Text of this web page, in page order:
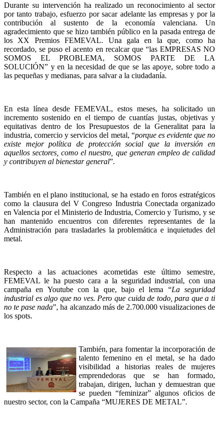
Durante su intervención ha realizado un reconocimiento al sector
por tanto trabajo, esfuerzo por sacar adelante las empresas y por la
contribución al sustento de la economía valenciana. Un
agradecimiento que se hizo también público en la pasada entrega de
los XX Premios FEMEVAL. Una gala en la que, como ha
recordado, se puso el acento en recalcar que “las EMPRESAS NO
SOMOS EL PROBLEMA, SOMOS PARTE DE LA
SOLUCIÓN” y en la necesidad de que se las apoye, sobre todo a
las pequeñas y medianas, para salvar a la ciudadanía.
En esta línea desde FEMEVAL, estos meses, ha solicitado un
incremento sostenido en el tiempo de cuantías justas, objetivas y
equitativas dentro de los Presupuestos de la Generalitat para la
industria, comercio y servicios del metal, “porque es evidente que no
existe mejor política de protección social que la inversión en
aquellos sectores, como el nuestro, que generan empleo de calidad
y contribuyen al bienestar general”.
También en el plano institucional, se ha estado en foros estratégicos
como la clausura del V Congreso Industria Conectada organizado
en Valencia por el Ministerio de Industria, Comercio y Turismo, y se
han mantenido encuentros con diferentes representantes de la
Administración para trasladarles la problemática e inquietudes del
metal.
Respecto a las actuaciones acometidas este último semestre,
FEMEVAL le ha puesto cara a la seguridad industrial, con una
campaña en Youtube con la que, bajo el lema “La seguridad
industrial es algo que no ves. Pero que cuida de todo, para que a ti
no te pase nada”, ha alcanzado más de 2.700.000 visualizaciones de
los spots.
También, para fomentar la incorporación de
talento femenino en el metal, se ha dado
visibilidad a historias reales de mujeres
emprendedoras que se han formado,
trabajan, dirigen, luchan y demuestran que
se pueden “feminizar” algunos oficios de
nuestro sector, con la Campaña “MUJERES DE METAL”.